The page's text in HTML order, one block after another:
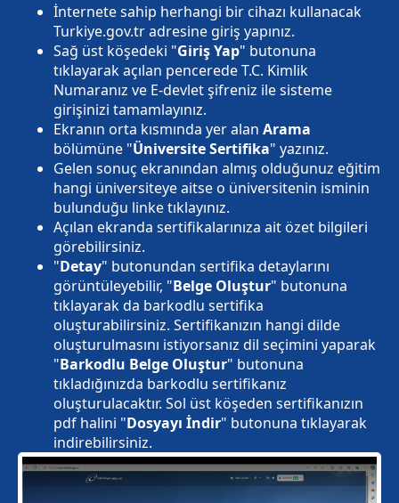
İnternete sahip herhangi bir cihazı kullanacak
Turkiye.gov.tr adresine giriş yapınız.
Sağ üst köşedeki "Giriş Yap" butonuna
tıklayarak açılan pencerede T.C. Kimlik
Numaranız ve E-devlet şifreniz ile sisteme
girişinizi tamamlayınız.
Ekranın orta kısmında yer alan Arama
bölümüne "Üniversite Sertifika" yazınız.
Gelen sonuç ekranından almış olduğunuz eğitim
hangi üniversiteye aitse o üniversitenin isminin
bulunduğu linke tıklayınız.
Açılan ekranda sertifikalarınıza ait özet bilgileri
görebilirsiniz.
"Detay" butonundan sertifika detaylarını
görüntüleyebilir, "Belge Oluştur" butonuna
tıklayarak da barkodlu sertifika
oluşturabilirsiniz. Sertifikanızın hangi dilde
oluşturulmasını istiyorsanız dil seçimini yaparak
"Barkodlu Belge Oluştur" butonuna
tıkladığınızda barkodlu sertifikanız
oluşturulacaktır. Sol üst köşeden sertifikanızın
pdf halini "Dosyayı İndir" butonuna tıklayarak
indirebilirsiniz.